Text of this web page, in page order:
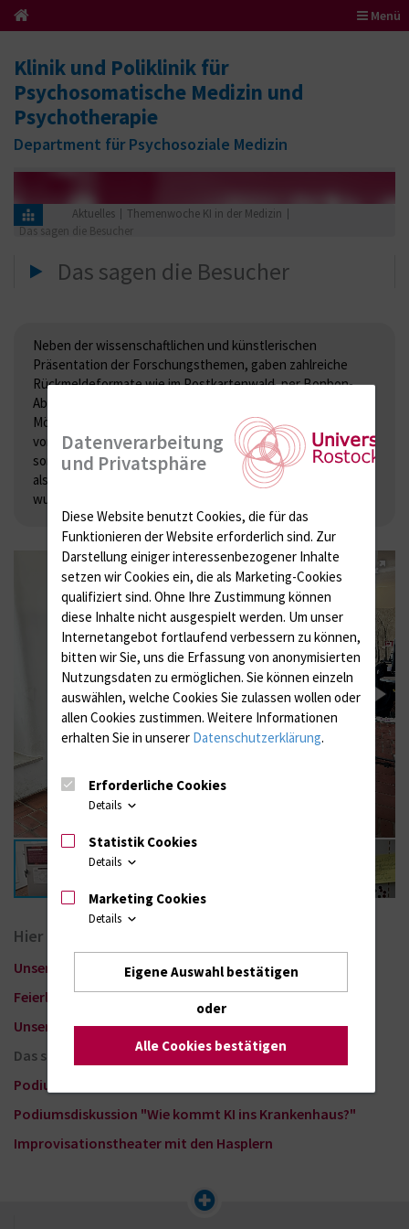
Menü
Klinik und Poliklinik für
Psychosomatische Medizin und
Psychotherapie
Department für Psychosoziale Medizin
Aktuelles
Themenwoche KI in der Medizin
Das sagen die Besucher
Das sagen die Besucher
Neben der wissenschaftlichen und künstlerischen
Präsentation der Forschungsthemen, gaben zahlreiche
Rückmeldeformate wie im Postkartenwald, per Bonbon-
Abstimmung, auf Plakaten oder per digitaler Pinnwand die
Möglichkeit zum Mitreden und Diskutieren. Diese wurden
von den Besuchern der Ausstellung gut genutzt und
sorgten auch für den ein oder anderen Schmunzler, wenn
als Grund für den Ausstellungsbesuch das "Date" genannt
wurde.
Hier finden Sie weitere Fotos zu unserer KI-Woche
Unser Beirat
Feierliche Eröffnung
Unsere Ausstellung
Das sagen die Besucher
Podiumsdiskussion "KI in der Medizin - Sind wir bereit?"
Podiumsdiskussion "Wie kommt KI ins Krankenhaus?"
Improvisationstheater mit den Hasplern
Datenverarbeitung
und Privatsphäre
Diese Website benutzt Cookies, die für das
Funktionieren der Website erforderlich sind. Zur
Darstellung einiger interessenbezogener Inhalte
setzen wir Cookies ein, die als Marketing-Cookies
qualifiziert sind. Ohne Ihre Zustimmung können
diese Inhalte nicht ausgespielt werden. Um unser
Internetangebot fortlaufend verbessern zu können,
bitten wir Sie, uns die Erfassung von anonymisierten
Nutzungsdaten zu ermöglichen. Sie können einzeln
auswählen, welche Cookies Sie zulassen wollen oder
allen Cookies zustimmen. Weitere Informationen
erhalten Sie in unserer Datenschutzerklärung.
Erforderliche Cookies
Details
Statistik Cookies
Details
Marketing Cookies
Details
Eigene Auswahl bestätigen
oder
Alle Cookies bestätigen